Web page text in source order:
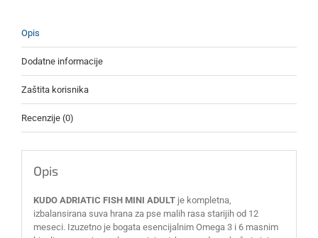
Opis
Dodatne informacije
Zaštita korisnika
Recenzije (0)
Opis
KUDO ADRIATIC FISH MINI ADULTje kompletna,
izbalansirana suva hrana za pse malih rasa starijih od 12
meseci. Izuzetno je bogata esencijalnim Omega 3 i 6 masnim